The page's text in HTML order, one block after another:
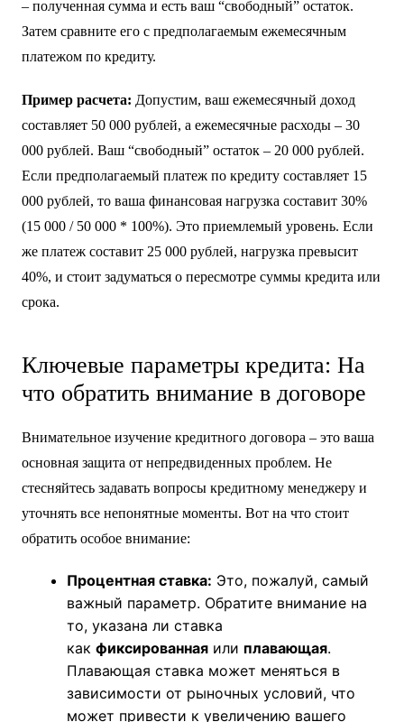
условиях кредита(сумма, срок, процентная ставка).
Существуют онлайн-калькуляторы, которые помогут вам
быстро произвести расчет. Однако, ручной расчет также
свои ежемесячные расходы, вычтите их из общего дохода
– полученная сумма и есть ваш “свободный” остаток.
Затем сравните его с предполагаемым ежемесячным
платежом по кредиту.
Пример расчета: Допустим, ваш ежемесячный доход
составляет 50 000 рублей, а ежемесячные расходы – 30
000 рублей. Ваш “свободный” остаток – 20 000 рублей.
Если предполагаемый платеж по кредиту составляет 15
(15 000 / 50 000 * 100%). Это приемлемый уровень. Если
же платеж составит 25 000 рублей, нагрузка превысит
40%, и стоит задуматься о пересмотре суммы кредита или
срока.
Ключевые параметры кредита: На
что обратить внимание в договоре
основная защита от непредвиденных проблем. Не
уточнять все непонятные моменты. Вот на что стоит
обратить особое внимание:
Процентная ставка:Это, пожалуй, самый